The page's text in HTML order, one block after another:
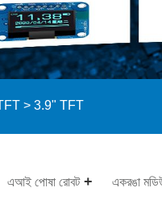
> 3.9" TFT
এআই পোষা রোবট একরঙা